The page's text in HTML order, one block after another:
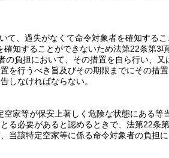
、過失がなくて命令対象者を確知するこ
知することができないため法第22条第3
負担において、その措置を自ら行い、又
を行うべき旨及びその期限までにその措
しなければならない。
家等が保安上著しく危険な状態にある等
る必要があると認めるときで、法第22条
当該特定空家等に係る命令対象者の負担